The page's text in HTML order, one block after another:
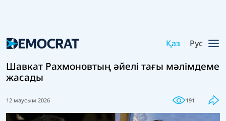
Қаз Рус
Шавкат Рахмоновтың әйелі тағы мәлімдеме
жасады
12 маусым 2026 191